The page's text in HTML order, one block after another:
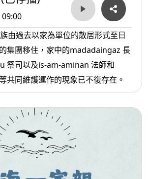
由過去以家為單位的散居形式至日
集團移住，家中的madadaingaz 長
祭司以及is-am-aminan 法師和
共同維護運作的現象已不復存在。